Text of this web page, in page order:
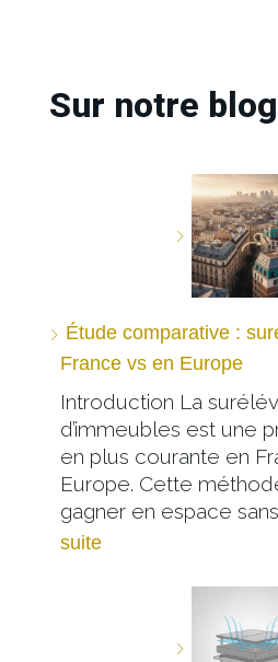
Sur notre
Étude comparative :
France vs en Europe
Introduction La
d’immeubles est une
en plus courante en
Europe. Cette
gagner en espace
suite